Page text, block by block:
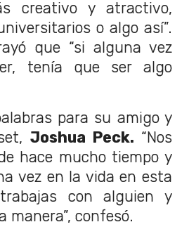
creativo y atractivo,
o algo así”.
que “si alguna vez
tenía que ser algo
para su amigo y
Joshua Peck. “Nos
hace mucho tiempo y
vez en la vida en esta
con alguien y
manera”, confesó.